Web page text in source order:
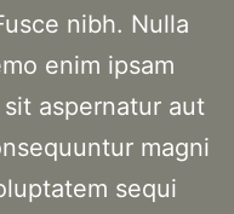
nibh. Nulla
enim ipsam
aspernatur aut
magni
sequi